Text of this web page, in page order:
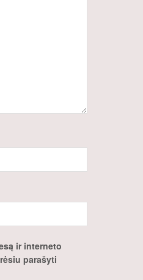
ir interneto
parašyti